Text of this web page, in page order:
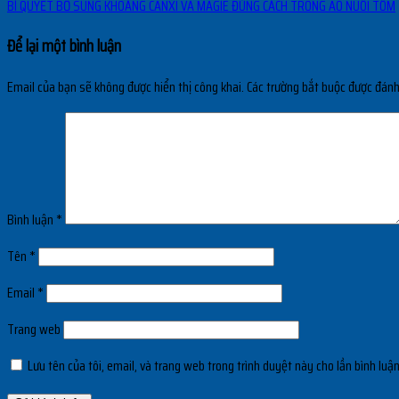
BÍ QUYẾT BỔ SUNG KHOÁNG CANXI VÀ MAGIE ĐÚNG CÁCH TRONG AO NUÔI TÔM
Để lại một bình luận
Email của bạn sẽ không được hiển thị công khai.Các trường bắt buộc được
Bình luận *
Tên *
Email *
Trang web
Lưu tên của tôi, email, và trang web trong trình duyệt này cho lần bình